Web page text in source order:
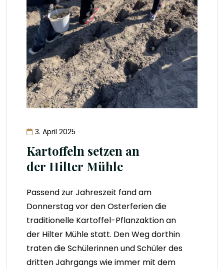
3. April 2025
Kartoffeln setzen an
der Hilter Mühle
Passend zur Jahreszeit fand am
Donnerstag vor den Osterferien die
traditionelle Kartoffel-Pflanzaktion an
der Hilter Mühle statt. Den Weg dorthin
traten die Schülerinnen und Schüler des
dritten Jahrgangs wie immer mit dem